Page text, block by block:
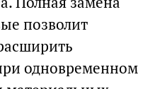
позволит
одновременном